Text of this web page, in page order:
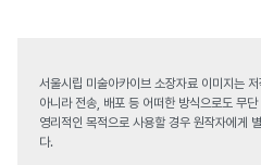
서울시립 미술아카이브 소장자료 이미지는
아니라 전송, 배포 등 어떠한 방식으로도 무단
영리적인 목적으로 사용할 경우 원작자에게
다.